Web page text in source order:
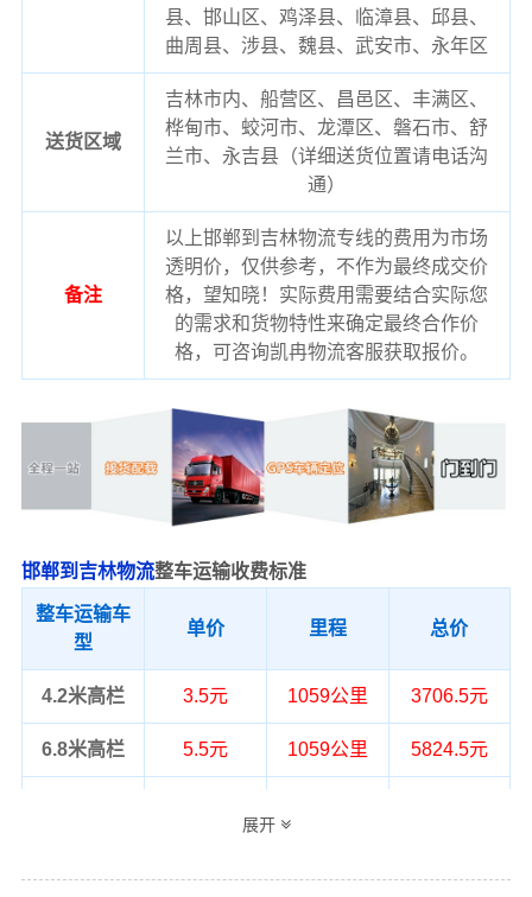
县、邯山区、鸡泽县、临漳县、邱县、
曲周县、涉县、魏县、武安市、永年区
送货区域
吉林市内、船营区、昌邑区、丰满区、
桦甸市、蛟河市、龙潭区、磐石市、舒
兰市、永吉县（详细送货位置请电话沟
通）
备注
以上邯郸到吉林物流专线的费用为市场
透明价，仅供参考，不作为最终成交价
格，望知晓！实际费用需要结合实际您
的需求和货物特性来确定最终合作价
格，可咨询凯冉物流客服获取报价。
邯郸到吉林物流整车运输收费标准
整车运输车
型
单价 里程 总价
4.2米高栏 3.5元 1059公里 3706.5元
6.8米高栏 5.5元 1059公里 5824.5元
展开